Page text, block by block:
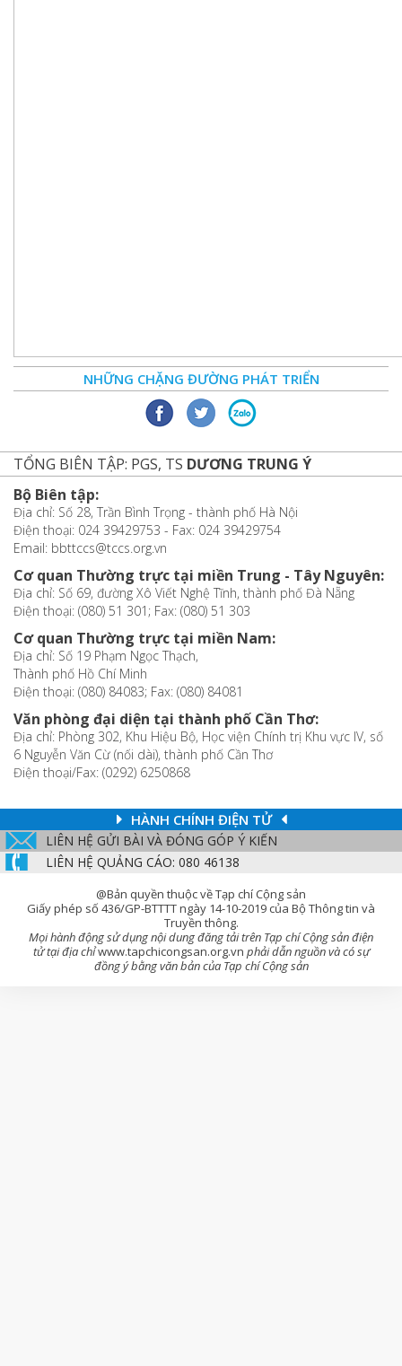
NHỮNG CHẶNG ĐƯỜNG PHÁT TRIỂN
TỔNG BIÊN TẬP: PGS, TS DƯƠNG TRUNG Ý
Bộ Biên tập:
Địa chỉ: Số 28, Trần Bình Trọng - thành phố Hà Nội
Điện thoại: 024 39429753 - Fax: 024 39429754
Email: bbttccs@tccs.org.vn
Cơ quan Thường trực tại miền Trung - Tây Nguyên:
Địa chỉ: Số 69, đường Xô Viết Nghệ Tĩnh, thành phố Đà Nẵng
Điện thoại: (080) 51 301; Fax: (080) 51 303
Cơ quan Thường trực tại miền Nam:
Địa chỉ: Số 19 Phạm Ngọc Thạch,
Thành phố Hồ Chí Minh
Điện thoại: (080) 84083; Fax: (080) 84081
Văn phòng đại diện tại thành phố Cần Thơ:
Địa chỉ: Phòng 302, Khu Hiệu Bộ, Học viện Chính trị Khu vực IV, số
6 Nguyễn Văn Cừ (nối dài), thành phố Cần Thơ
Điện thoại/Fax: (0292) 6250868
HÀNH CHÍNH ĐIỆN TỬ
LIÊN HỆ GỬI BÀI VÀ ĐÓNG GÓP Ý KIẾN
LIÊN HỆ QUẢNG CÁO: 080 46138
@Bản quyền thuộc về Tạp chí Cộng sản
Giấy phép số 436/GP-BTTTT ngày 14-10-2019 của Bộ Thông tin và
Truyền thông.
Mọi hành động sử dụng nội dung đăng tải trên Tạp chí Cộng sản điện
tử tại địa chỉwww.tapchicongsan.org.vn phải dẫn nguồn và có sự
đồng ý bằng văn bản của Tạp chí Cộng sản